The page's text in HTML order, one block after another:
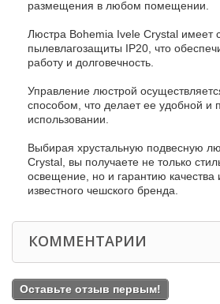
размещения в любом помещении.
Люстра Bohemia Ivele Crystal имеет
пылевлагозащиты IP20, что
работу и долговечность.
Управление люстрой
способом, что делает ее удобной и
использовании.
Выбирая хрустальную подвесную
Crystal, вы получаете не только
освещение, но и гарантию качества
известного чешского бренда.
КОММЕНТАРИИ
Оставьте отзыв первым!